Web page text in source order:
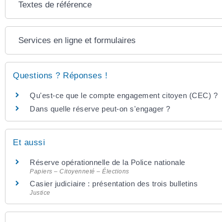
Textes de référence
Services en ligne et formulaires
Questions ? Réponses !
Qu'est-ce que le compte engagement citoyen (CEC) ?
Dans quelle réserve peut-on s'engager ?
Et aussi
Réserve opérationnelle de la Police nationale
Papiers – Citoyenneté – Élections
Casier judiciaire : présentation des trois bulletins
Justice